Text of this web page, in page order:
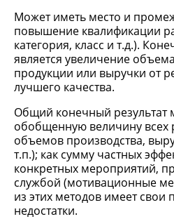
Может иметь место и
повышение квалификации
категория, класс и т.д.).
является увеличение
продукции или выручки от
лучшего качества.
Общий конечный результат
обобщенную величину всех
объемов производства,
т.п.); как сумму частных
конкретных мероприятий,
службой (мотивационные
из этих методов имеет свои
недостатки.